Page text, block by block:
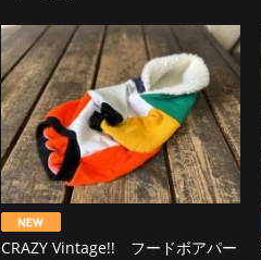
CRAZY Vintage!! フードボアパー